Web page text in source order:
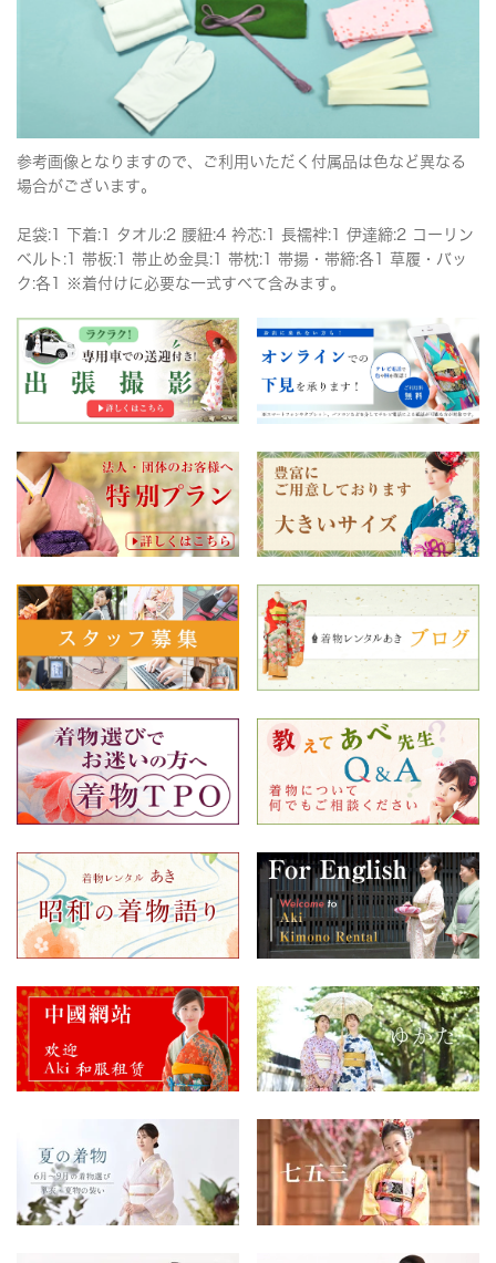
参考画像となりますので、ご利用いただく付属品は色など異なる
場合がございます。
足袋:1 下着:1 タオル:2 腰紐:4 衿芯:1 長襦袢:1 伊達締:2 コーリン
ベルト:1 帯板:1 帯止め金具:1 帯枕:1 帯揚・帯締:各1 草履・バッ
ク:各1 ※着付けに必要な一式すべて含みます。